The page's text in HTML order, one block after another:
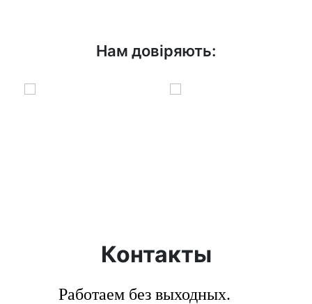
Нам довіряють:
Контакты
Работаем без выходных.